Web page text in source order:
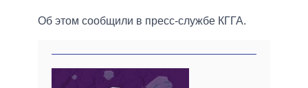
Об этом сообщили в пресс-службе КГГА.